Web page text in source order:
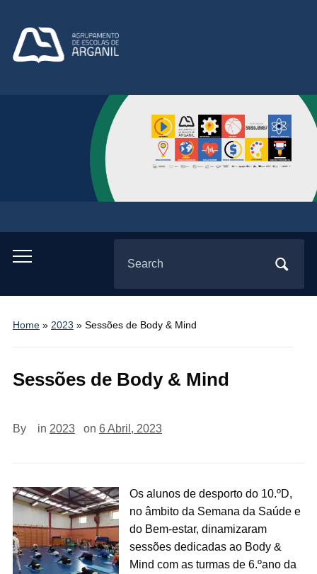
Toggle
menu
for:
Home» 2023 » Sessões de Body & Mind
Sessões de Body & Mind
By in 2023 on 6 Abril, 2023
Os alunos de desporto do 10.ºD,
no âmbito da Semana da Saúde e
do Bem-estar, dinamizaram
sessões dedicadas ao Body &
Mind com as turmas de 6.ºano da